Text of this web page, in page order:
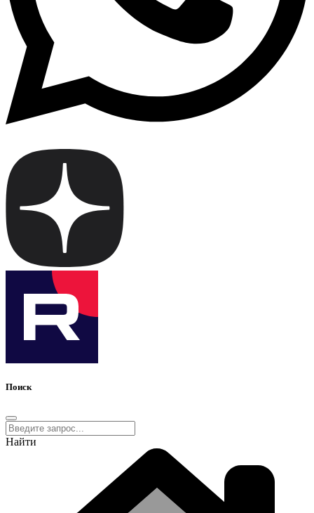
Поиск
Найти